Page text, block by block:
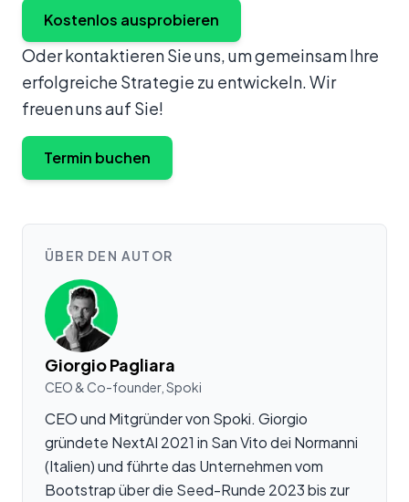
Kostenlos ausprobieren
Oder kontaktieren Sie uns, um gemeinsam Ihre
erfolgreiche Strategie zu entwickeln. Wir
freuen uns auf Sie!
Termin buchen
ÜBER DEN AUTOR
Giorgio Pagliara
CEO & Co-founder, Spoki
CEO und Mitgründer von Spoki. Giorgio
gründete NextAI 2021 in San Vito dei Normanni
(Italien) und führte das Unternehmen vom
Bootstrap über die Seed-Runde 2023 bis zur